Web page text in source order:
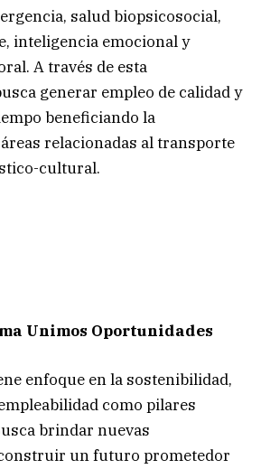
salud biopsicosocial,
inteligencia emocional y
A través de esta
generar empleo de calidad y
beneficiando la
relacionadas al transporte
cultural.
Unimos Oportunidades
enfoque en la sostenibilidad,
como pilares
brindar nuevas
un futuro prometedor